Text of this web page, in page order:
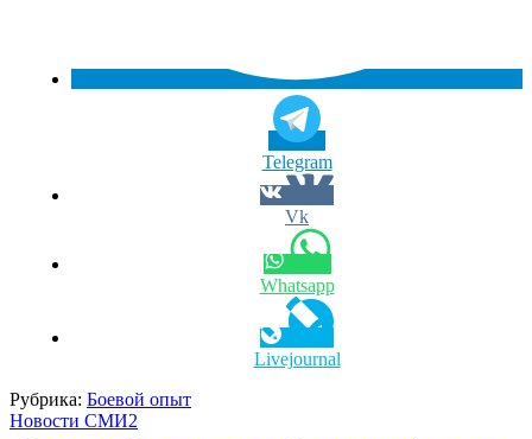
Telegram
Vk
Whatsapp
Livejournal
Рубрика: Боевой опыт
Новости СМИ2